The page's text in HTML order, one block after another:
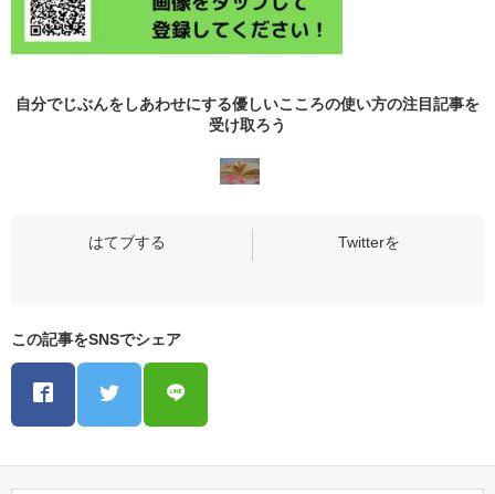
自分でじぶんをしあわせにする優しいこころの使い方の注目記事を
受け取ろう
この記事をSNSでシェア